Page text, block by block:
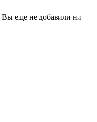
Вы еще не добавили ни